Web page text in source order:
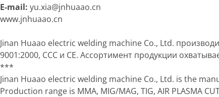
E-mail: yu.xia@jnhuaao.cn
www.jnhuaao.cn
Jinan Huaao electric welding machine Co., Ltd.
9001:2000, CCC и СЕ. Ассортимент продукции
***
Jinan Huaao electric welding machine Co., Ltd. is the
Production range is MMA, MIG/MAG, TIG, AIR PLASMA